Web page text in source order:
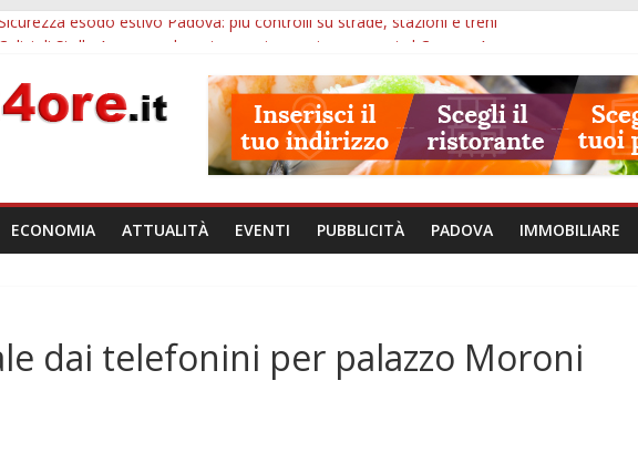
Sicurezza esodo estivo Padova: più controlli su strade, stazioni e treni
Notizie di Padova alle ore 10: censimento a Monselice, arresto antidroga e siccità
di Padova alle ore 23: maltrattamenti, arresto a Limena e progetto Cool Shop
sicurezza urbana Veneto: 650mila euro per Comuni e Polizie locali
ECONOMIA ATTUALITÀ EVENTI PUBBLICITÀ PADOVA IMMOBILIARE
dai telefonini per palazzo Moroni